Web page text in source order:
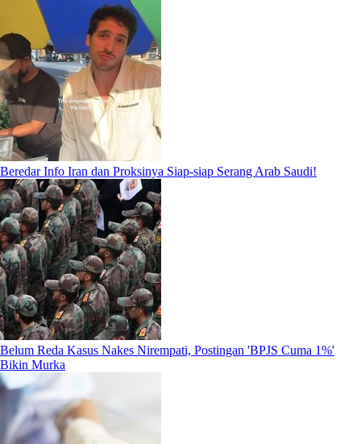
Beredar Info Iran dan Proksinya Siap-siap Serang Arab Saudi!
Belum Reda Kasus Nakes Nirempati, Postingan 'BPJS Cuma 1%'
Bikin Murka